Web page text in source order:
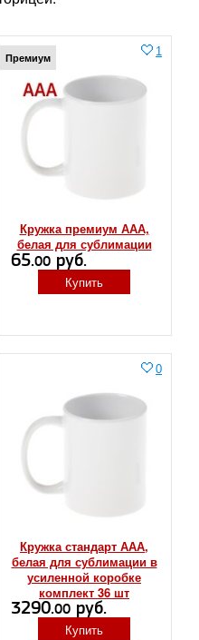
Кружка премиум ААА,
белая для сублимации
1
Премиум
65.00 руб.
Купить
Кружка стандарт ААА,
белая для сублимации в
усиленной коробке
комплект 36 шт
0
3290.00 руб.
Купить